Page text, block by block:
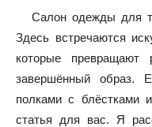
Салон одежды для
Здесь встречаются
которые превращают
завершённый образ.
полками с блёстками
статья для вас. Я